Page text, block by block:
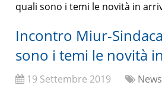
quali sono i temi le novità in
Incontro Miur-
sono i temi le novità
19 Settembre 2019